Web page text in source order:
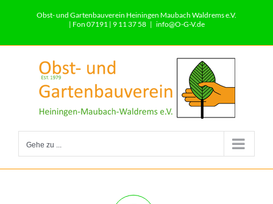
Obst- und Gartenbauverein Heiningen Maubach Waldrems e.V.
| Fon 07191 | 9 11 37 58 | info@O-G-V.de
Gehe zu ...